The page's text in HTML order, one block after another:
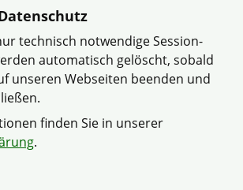
Pfalz
Saarland
Anhalt
Schleswig-Holstein
Thüringen
Gartenberatung
Sickershausen e.V. im Verband
Bayern e.V.
technisch notwendige Session-
automatisch gelöscht, sobald
unseren Webseiten beenden und
finden Sie in unserer
.